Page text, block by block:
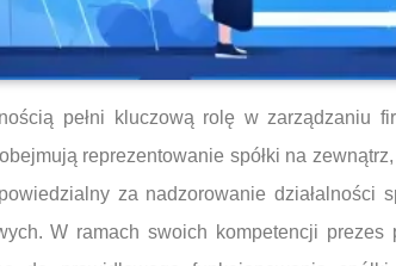
pełni kluczową rolę w zarządzaniu
reprezentowanie spółki na
za nadzorowanie
W ramach swoich kompetencji